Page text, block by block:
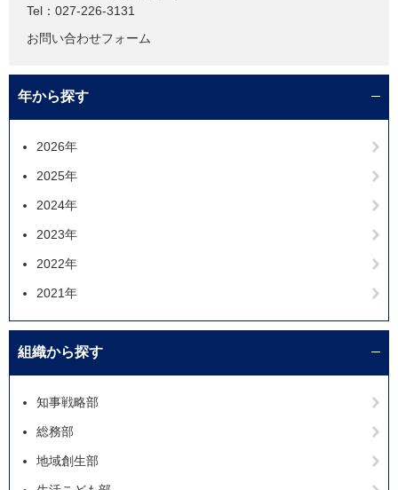
Tel：027-226-3131
お問い合わせフォーム
年から探す
2026年
2025年
2024年
2023年
2022年
2021年
組織から探す
知事戦略部
総務部
地域創生部